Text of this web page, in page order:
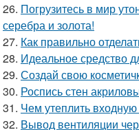
26. Погрузитесь в мир
серебра и золота!
27. Как правильно
28. Идеальное средство
29. Создай свою
30. Роспись стен
31. Чем утеплить
32. Вывод вентиляции